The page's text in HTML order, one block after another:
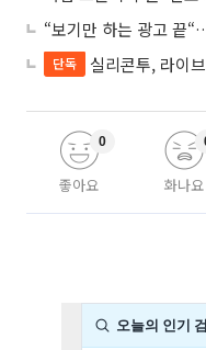
단독 실리콘투, 라이브커
좋아요
0
화나요